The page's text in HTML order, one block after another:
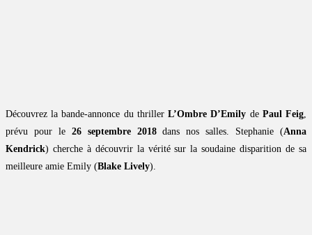
Découvrez la bande-annonce du thrillerL’Ombre D’Emily de Paul Feig,
prévu pour le 26 septembre 2018dans nos salles. Stephanie (Anna
Kendrick) cherche à découvrir la vérité sur la soudaine disparition de sa
meilleure amie Emily (Blake Lively).